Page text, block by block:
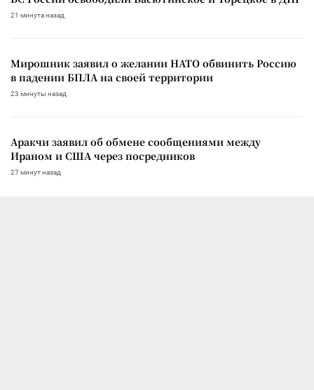
21 минута назад
Мирошник заявил о желании НАТО обвинить Россию
в падении БПЛА на своей территории
23 минуты назад
Аракчи заявил об обмене сообщениями между
Ираном и США через посредников
27 минут назад